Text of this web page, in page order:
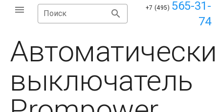
Поиск
+7 (495) 565-31-
74
выключатель